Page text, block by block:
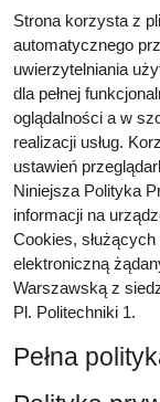
Strona korzysta z
automatycznego
uwierzytelniania
dla pełnej
oglądalności a w
realizacji usług.
ustawień
Niniejsza Polityka
informacji na
Cookies,
elektroniczną
Warszawską z
Pl. Politechniki 1.
Pełna